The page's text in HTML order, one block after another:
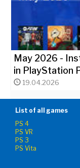
May 2026 -
in PlayStation
19.04.2026
List of all games
PS 4
PS VR
PS 3
PS Vita